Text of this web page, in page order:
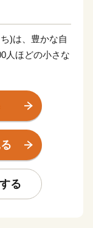
)は、豊かな自
人ほどの小さな
ています（町で
れています）。
しており、真清
である高級魚
日出町では、大
やブランド豚
る